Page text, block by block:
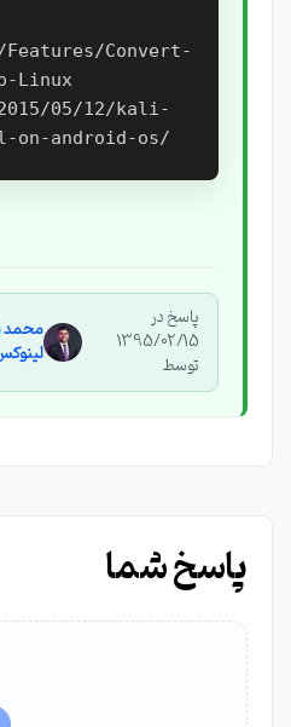
Features/Convert-
to-Linux
2015/05/12/kali-
پاسخ در
1395/02/15
محمد
لینوکس و
پاسخ شما